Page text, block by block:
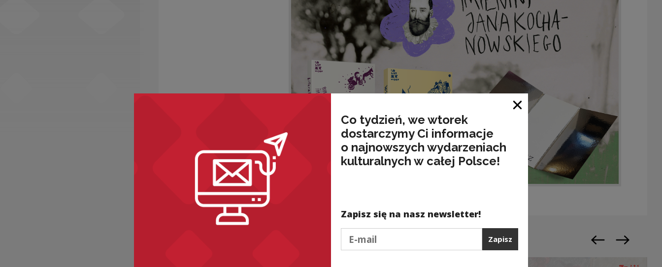
Poprzedni slajd
Następny
Zamknij okno
Co tydzień, we wtorek
dostarczymy Ci informacje
o najnowszych wydarzeniach
kulturalnych w całej Polsce!
Zapisz się na nasz newsletter!
Zapisz